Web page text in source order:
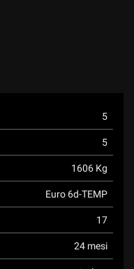
5
5
1606 Kg
Euro 6d-TEMP
17
24 mesi